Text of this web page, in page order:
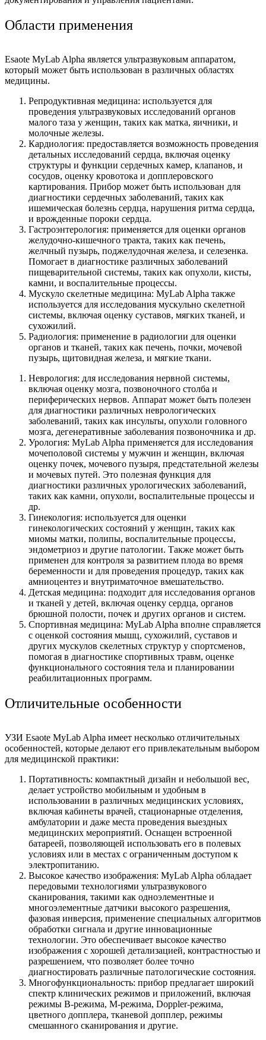
Области применения
Esaote MyLab Alpha является ультразвуковым аппаратом,
который может быть использован в различных областях
медицины.
Репродуктивная медицина: используется для
проведения ультразвуковых исследований органов
малого таза у женщин, таких как матка, яичники, и
молочные железы.
Кардиология: предоставляется возможность проведения
детальных исследований сердца, включая оценку
структуры и функции сердечных камер, клапанов, и
сосудов, оценку кровотока и допплеровского
картирования. Прибор может быть использован для
диагностики сердечных заболеваний, таких как
ишемическая болезнь сердца, нарушения ритма сердца,
и врожденные пороки сердца.
Гастроэнтерология: применяется для оценки органов
желудочно-кишечного тракта, таких как печень,
желчный пузырь, поджелудочная железа, и селезенка.
Помогает в диагностике различных заболеваний
пищеварительной системы, таких как опухоли, кисты,
камни, и воспалительные процессы.
Мускуло скелетные медицина: MyLab Alpha также
используется для исследования мускульно скелетной
системы, включая оценку суставов, мягких тканей, и
сухожилий.
Радиология: применение в радиологии для оценки
органов и тканей, таких как печень, почки, мочевой
пузырь, щитовидная железа, и мягкие ткани.
Неврология: для исследования нервной системы,
включая оценку мозга, позвоночного столба и
периферических нервов. Аппарат может быть полезен
для диагностики различных неврологических
заболеваний, таких как инсульты, опухоли головного
мозга, дегенеративные заболевания позвоночника и др.
Урология: MyLab Alpha применяется для исследования
мочеполовой системы у мужчин и женщин, включая
оценку почек, мочевого пузыря, предстательной железы
и мочевых путей. Это полезная функция для
диагностики различных урологических заболеваний,
таких как камни, опухоли, воспалительные процессы и
др.
Гинекология: используется для оценки
гинекологических состояний у женщин, таких как
миомы матки, полипы, воспалительные процессы,
эндометриоз и другие патологии. Также может быть
применен для контроля за развитием плода во время
беременности и для проведения процедур, таких как
амниоцентез и внутриматочное вмешательство.
Детская медицина: подходит для исследования органов
и тканей у детей, включая оценку сердца, органов
брюшной полости, почек и других органов и систем.
Спортивная медицина: MyLab Alpha вполне справляется
с оценкой состояния мышц, сухожилий, суставов и
других мускулов скелетных структур у спортсменов,
помогая в диагностике спортивных травм, оценке
функционального состояния тела и планировании
реабилитационных программ.
Отличительные особенности
УЗИ Esaote MyLab Alpha имеет несколько отличительных
особенностей, которые делают его привлекательным выбором
для медицинской практики:
Портативность: компактный дизайн и небольшой вес,
делает устройство мобильным и удобным в
использовании в различных медицинских условиях,
включая кабинеты врачей, стационарные отделения,
амбулатории и даже места проведения выездных
медицинских мероприятий. Оснащен встроенной
батареей, позволяющей использовать его в полевых
условиях или в местах с ограниченным доступом к
электропитанию.
Высокое качество изображения: MyLab Alpha обладает
передовыми технологиями ультразвукового
сканирования, такими как одноэлементные и
многоэлементные датчики высокого разрешения,
фазовая инверсия, применение специальных алгоритмов
обработки сигнала и другие инновационные
технологии. Это обеспечивает высокое качество
изображения с хорошей детализацией, контрастностью и
разрешением, что позволяет более точно
диагностировать различные патологические состояния.
Многофункциональность: прибор предлагает широкий
спектр клинических режимов и приложений, включая
режимы B-режима, M-режима, Doppler-режима,
цветного допплера, тканевой допплер, режимы
смешанного сканирования и другие.